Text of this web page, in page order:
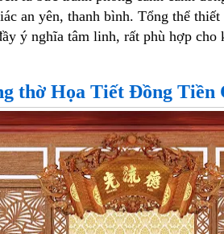
an yên, thanh bình. Tổng thể
ý nghĩa tâm linh, rất phù hợp cho
thờ Họa Tiết Đồng Tiền